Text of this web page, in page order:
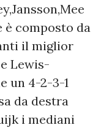
composto da
il miglior
Lewis-
un 4-2-3-1
da destra
i mediani